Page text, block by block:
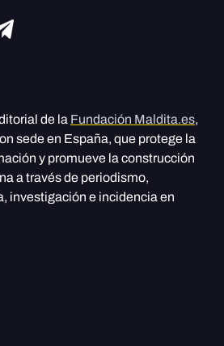
de la Fundación Maldita.es,
sede en España, que protege la
y promueve la construcción
a través de periodismo,
investigación e incidencia en